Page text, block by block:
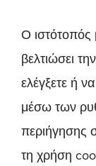
Ο ιστότοπός
βελτιώσει
ελέγξετε ή
μέσω των
περιήγησης
τη χρήση